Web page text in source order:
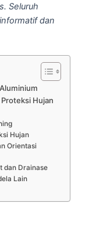
Seluruh
dan
Hujan
Hujan
Orientasi
dan Drainase
Lain